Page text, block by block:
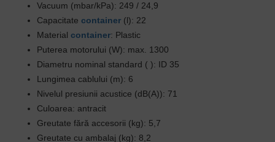
Vacuum (mbar/kPa): 249 / 24,9
Capacitate container (l): 22
Material container: Plastic
Puterea motorului (W): max. 1300
Diametru nominal standard ( ): ID 35
Lungimea cablului (m): 6
Nivelul presiunii acustice (dB(A)): 71
Culoarea: antracit
Greutate fără accesorii (kg): 5,7
Greutate cu ambalaj (kg): 8,2